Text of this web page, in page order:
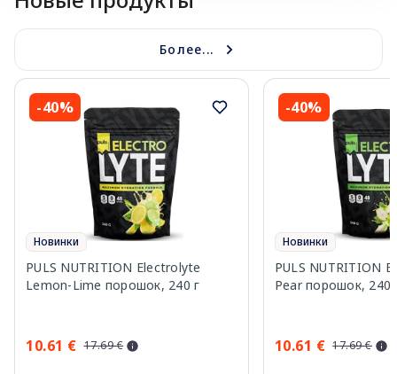
Более...
-40%
Новинки
PULS NUTRITION Electrolyte
Lemon-Lime порошок, 240 г
10.61 € 17.69 €
-40%
Новинки
PULS NUTRITION
Pear порошок, 240
10.61 € 17.69 €